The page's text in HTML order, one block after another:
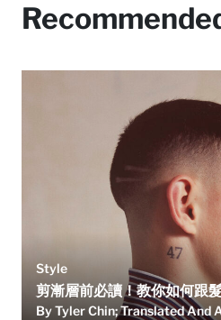
Style
剪漸層前必讀！教你如何跟
By Tyler Chin; Translated And